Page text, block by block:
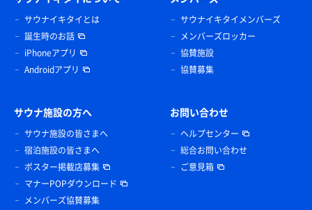
サウナイキタイとは
誕生時のお話
iPhoneアプリ
Androidアプリ
サウナイキタイメンバーズ
メンバーズロッカー
協賛施設
協賛募集
サウナ施設の方へ
サウナ施設の皆さまへ
宿泊施設の皆さまへ
ポスター掲載店募集
マナーPOPダウンロード
メンバーズ協賛募集
お問い合わせ
ヘルプセンター
総合お問い合わせ
ご意見箱